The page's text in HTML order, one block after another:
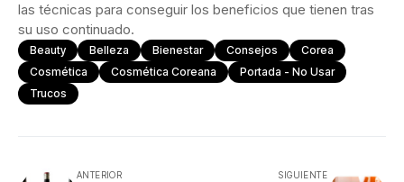
las técnicas para conseguir los beneficios que tienen tras
su uso continuado.
Beauty Belleza Bienestar Consejos
Corea
Cosmética
Cosmética Coreana
Portada - No Usar
Trucos
ANTERIOR SIGUIENTE